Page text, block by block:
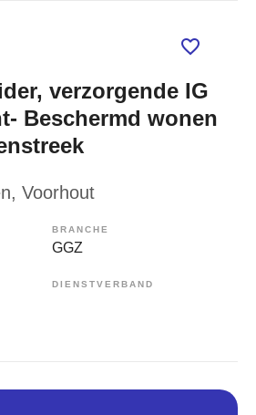
verzorgende IG
Beschermd wonen
, Voorhout
BRANCHE
GGZ
DIENSTVERBAND